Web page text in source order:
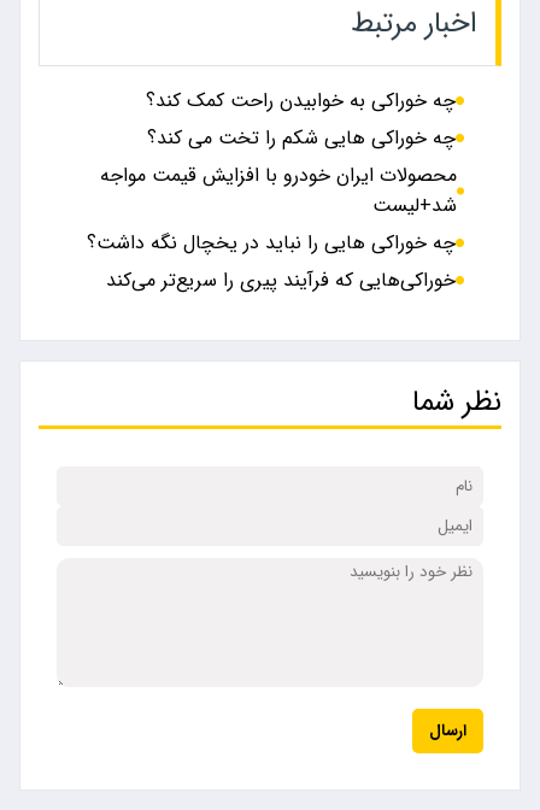
اخبار مرتبط
چه خوراکی به خوابیدن راحت کمک کند؟
چه خوراکی هایی شکم را تخت می کند؟
محصولات ایران خودرو با افزایش قیمت مواجه
شد+لیست
چه خوراکی هایی را نباید در یخچال نگه داشت؟
خوراکی‌هایی که فرآیند پیری را سریع‌تر می‌کند
نظر شما
ارسال